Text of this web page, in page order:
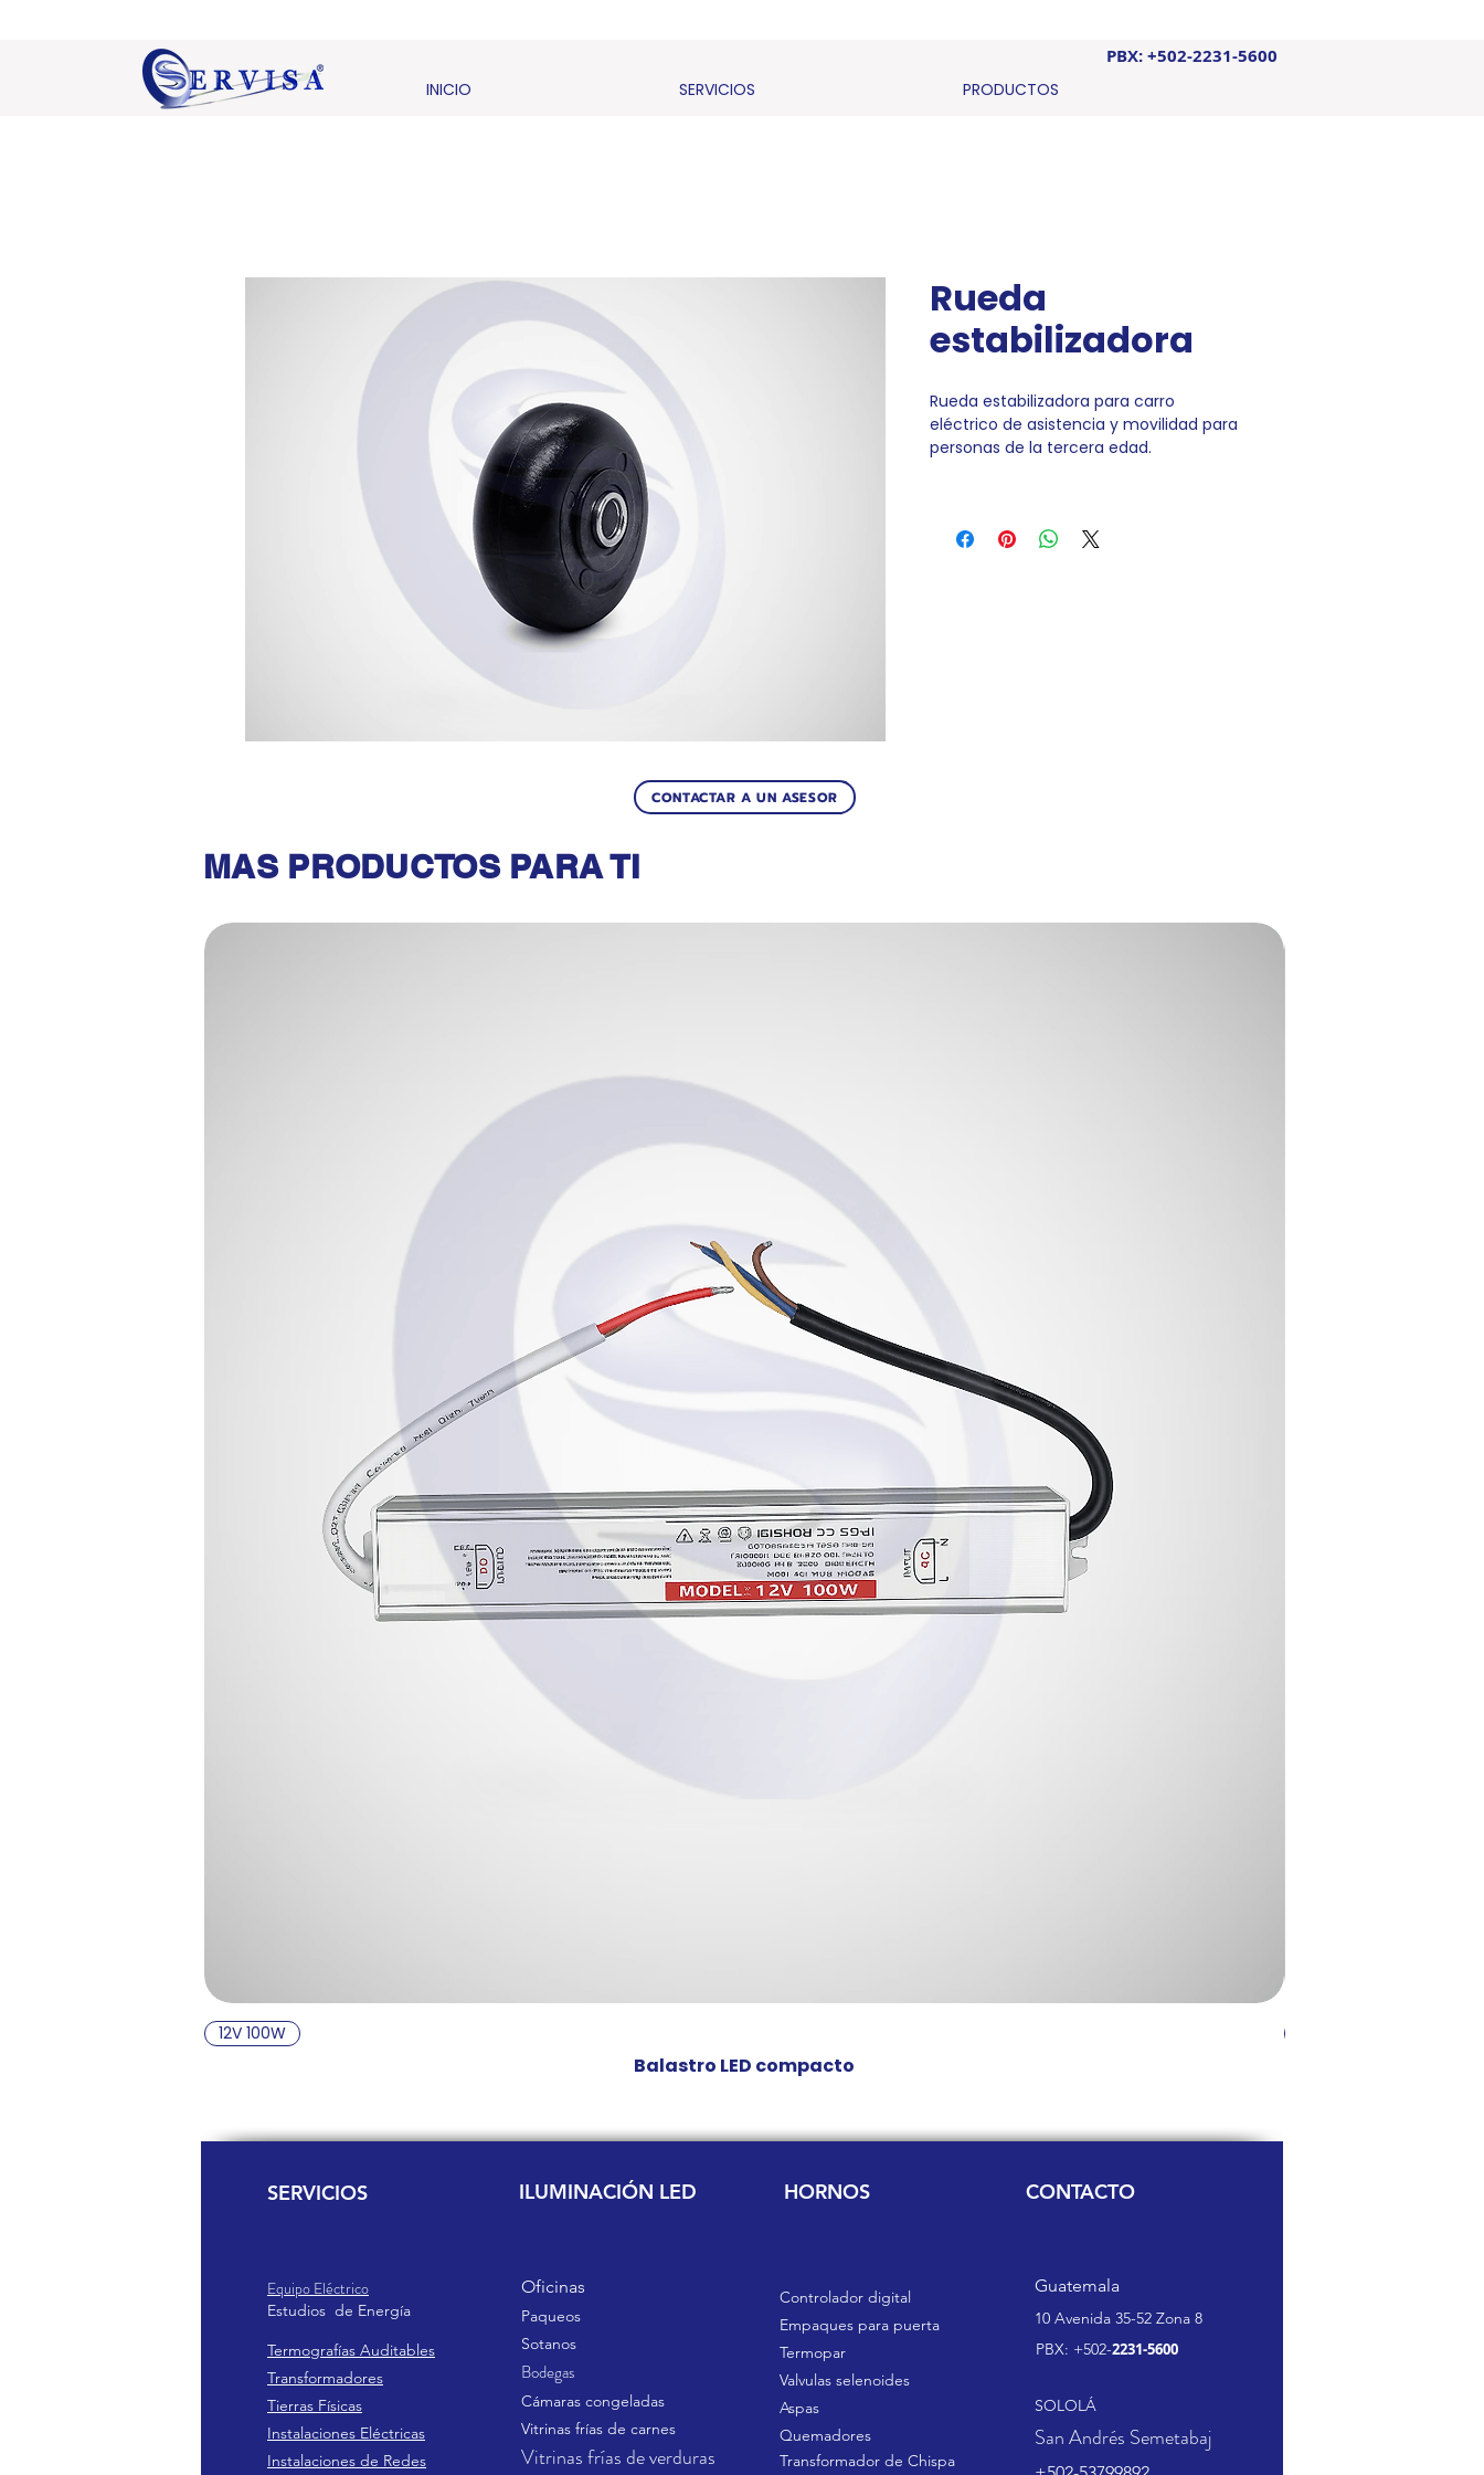
PBX: +502-2231-5600
INICIO SERVICIOS PRODUCTOS
Rueda
estabilizadora
Rueda estabilizadora para carro
eléctrico de asistencia y movilidad para
personas de la tercera edad.
CONTACTAR A UN ASESOR
Productos relacionados
12V 100W
Balastro LED compacto
MAS PRODUCTOS PARA TI
SERVICIOS ILUMINACIÓN LED HORNOS CONTACTO
Equipo Eléctrico
Estudios de Energía
Termografías Auditables
Transformadores
Tierras Físicas
Instalaciones Eléctricas
Instalaciones de Redes
Controlador digital
Empaques para puerta
Termopar
Valvulas selenoides
Aspas
Quemadores
Transformador de Chispa
Oficinas
Paqueos
Sotanos
Bodegas
Cámaras congeladas
Vitrinas frías de carnes
Vitrinas frías de verduras
Guatemala
10 Avenida 35-52 Zona 8
PBX: +502-2231-5600
SOLOLÁ
San Andrés Semetabaj